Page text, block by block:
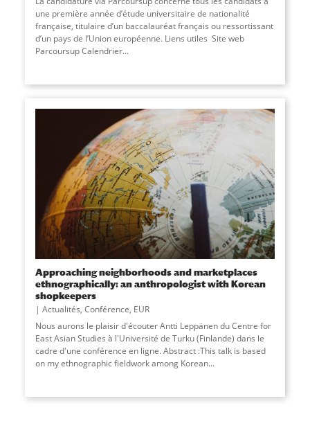
une première année d’étude universitaire de nationalité
française, titulaire d’un baccalauréat français ou ressortissant
d’un pays de l’Union européenne. Liens utiles Site web
Parcoursup Calendrier...
Approaching neighborhoods and marketplaces
ethnographically: an anthropologist with Korean
shopkeepers
Actualités, Conférence, EUR
Nous aurons le plaisir d'écouter Antti Leppänen du Centre for
East Asian Studies à l'Université de Turku (Finlande) dans le
cadre d'une conférence en ligne. Abstract :This talk is based
on my ethnographic fieldwork among Korean...